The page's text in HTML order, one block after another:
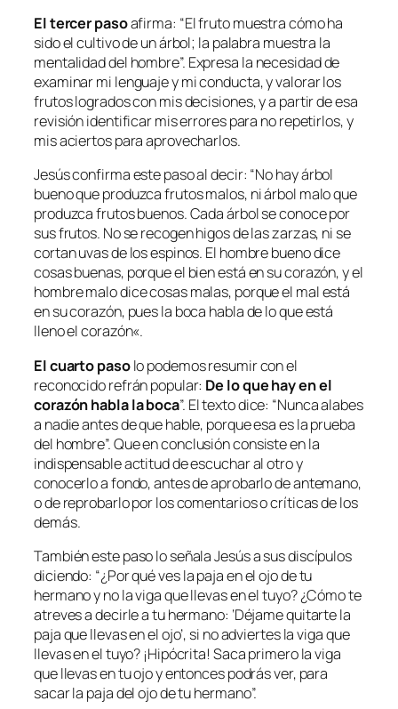
El tercer pasoafirma: “El fruto muestra cómo ha
sido el cultivo de un árbol; la palabra muestra la
mentalidad del hombre”. Expresa la necesidad de
examinar mi lenguaje y mi conducta, y valorar los
frutos logrados con mis decisiones, y a partir de esa
revisión identificar mis errores para no repetirlos, y
mis aciertos para aprovecharlos.
Jesús confirma este paso al decir: “No hay árbol
bueno que produzca frutos malos, ni árbol malo que
produzca frutos buenos. Cada árbol se conoce por
sus frutos. No se recogen higos de las zarzas, ni se
cortan uvas de los espinos. El hombre bueno dice
cosas buenas, porque el bien está en su corazón, y el
hombre malo dice cosas malas, porque el mal está
en su corazón, pues la boca habla de lo que está
lleno el corazón«.
El cuarto pasolo podemos resumir con el
reconocido refrán popular: De lo que hay en el
corazón habla la boca”. El texto dice: “Nunca alabes
a nadie antes de que hable, porque esa es la prueba
del hombre”. Que en conclusión consiste en la
indispensable actitud de escuchar al otro y
conocerlo a fondo, antes de aprobarlo de antemano,
o de reprobarlo por los comentarios o críticas de los
demás.
También este paso lo señala Jesús a sus discípulos
diciendo: “¿Por qué ves la paja en el ojo de tu
hermano y no la viga que llevas en el tuyo? ¿Cómo te
atreves a decirle a tu hermano: ‘Déjame quitarte la
paja que llevas en el ojo’, si no adviertes la viga que
llevas en el tuyo? ¡Hipócrita! Saca primero la viga
que llevas en tu ojo y entonces podrás ver, para
sacar la paja del ojo de tu hermano”.